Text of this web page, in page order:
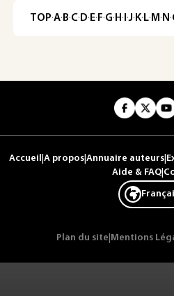
TOP·A·B·C· D· E· F·G· H · ·J· K· L· M · N ·
Accueil A propos Annuaire auteurs
Aide & FAQ|
Plan du site Mentions